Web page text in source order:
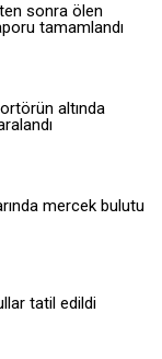
sonra ölen
tamamlandı
altında
mercek bulutu
tatil edildi